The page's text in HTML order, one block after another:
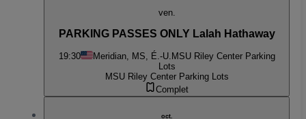
ven.
PARKING PASSES ONLY Lalah Hathaway
19:30 Meridian, MS, É.-U. MSU Riley Center Parking
Lots
MSU Riley Center Parking Lots
Complet
oct.